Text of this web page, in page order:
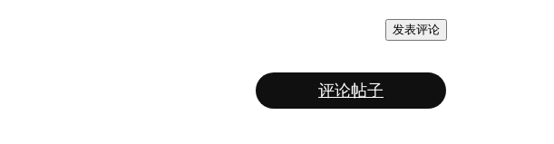
发表评论
评论帖子